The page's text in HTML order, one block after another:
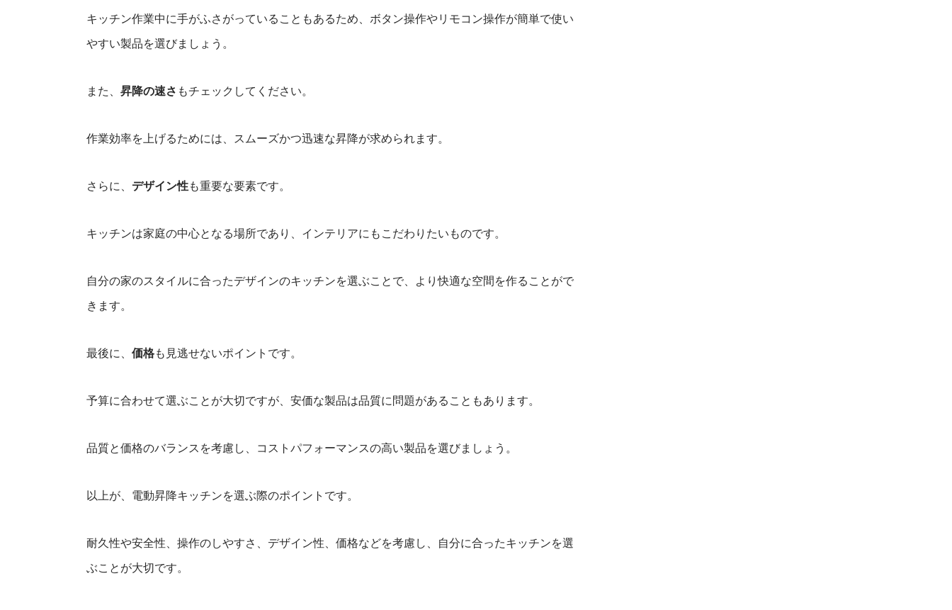
キッチン作業中に手がふさがっていることもあるため、ボタン操作やリモコン操作が簡単で使い
やすい製品を選びましょう。
また、 昇降の速さ もチェックしてください。
作業効率を上げるためには、スムーズかつ迅速な昇降が求められます。
さらに、 デザイン性も重要な要素です。
キッチンは家庭の中心となる場所であり、インテリアにもこだわりたいものです。
自分の家のスタイルに合ったデザインのキッチンを選ぶことで、より快適な空間を作ることがで
きます。
最後に、 価格も見逃せないポイントです。
予算に合わせて選ぶことが大切ですが、安価な製品は品質に問題があることもあります。
品質と価格のバランスを考慮し、コストパフォーマンスの高い製品を選びましょう。
以上が、電動昇降キッチンを選ぶ際のポイントです。
耐久性や安全性、操作のしやすさ、デザイン性、価格などを考慮し、自分に合ったキッチンを選
ぶことが大切です。